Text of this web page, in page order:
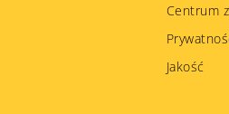
Centrum
Jakość